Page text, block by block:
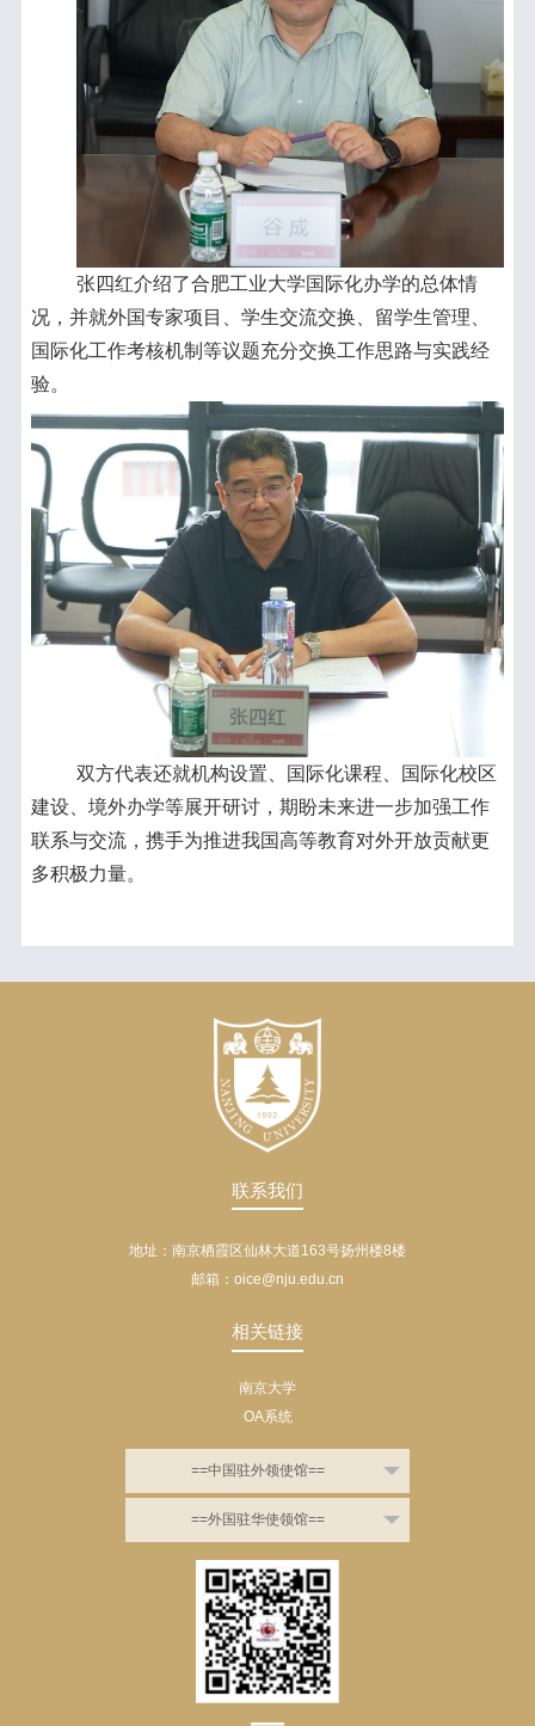
张四红介绍了合肥工业大学国际化办学的总体情
况，并就外国专家项目、学生交流交换、留学生管理、
国际化工作考核机制等议题充分交换工作思路与实践经
验。
双方代表还就机构设置、国际化课程、国际化校区
建设、境外办学等展开研讨，期盼未来进一步加强工作
联系与交流，携手为推进我国高等教育对外开放贡献更
多积极力量。
联系我们
地址：南京栖霞区仙林大道163号扬州楼8楼
邮箱：oice@nju.edu.cn
相关链接
南京大学
OA系统
==中国驻外领使馆==
==外国驻华使领馆==